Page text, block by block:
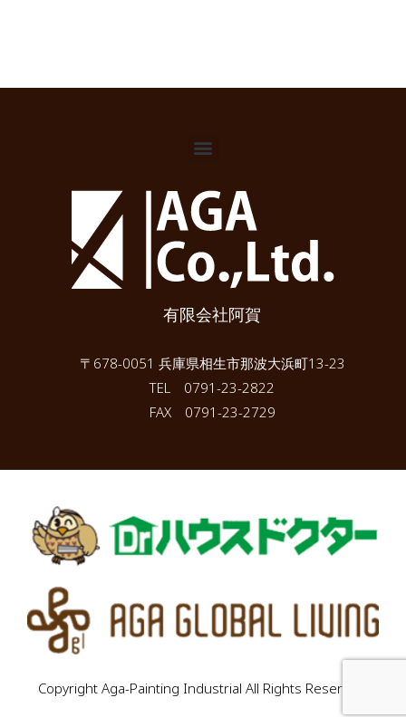
有限会社阿賀
〒678-0051 兵庫県相生市那波大浜町13-23
TEL 0791-23-2822
FAX 0791-23-2729
Copyright Aga-Painting Industrial All Rights Reserved.